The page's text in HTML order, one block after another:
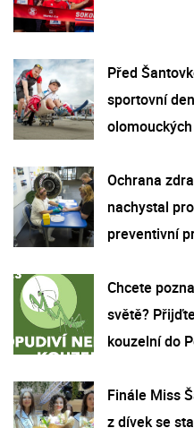
Před
sportovní
Ochrana
nachystal
preventivní
Chcete
světě?
kouzelní do
Finále Miss
z dívek se